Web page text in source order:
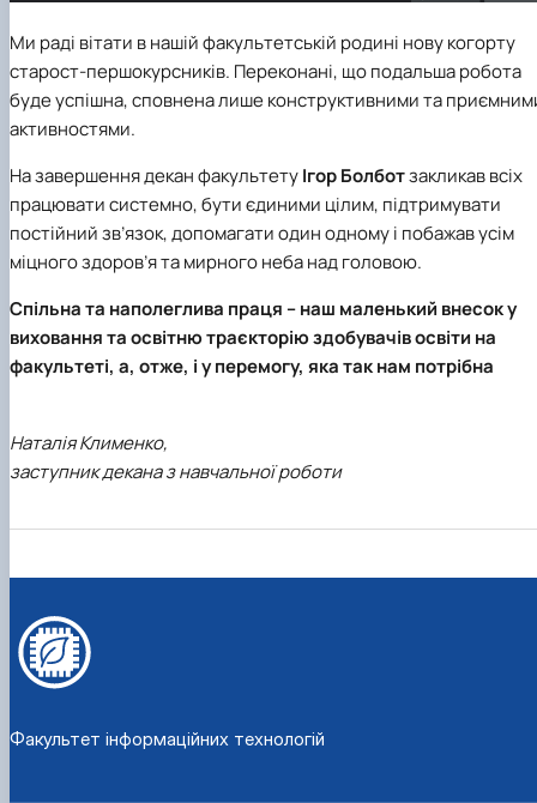
Ми раді вітати в нашій факультетській родині нову когорту
старост-першокурсників. Переконані, що подальша робота
буде успішна, сповнена лише конструктивними та
активностями.
На завершення декан факультетуІгор Болботзакликав всіх
працювати системно, бути єдиними цілим, підтримувати
постійний зв’язок, допомагати один одному і побажав усім
міцного здоров’я та мирного неба над головою.
Спільна та наполеглива праця – наш маленький внесок у
виховання та освітню траєкторію здобувачів освіти на
факультеті, а, отже, і у перемогу, яка так нам потрібна
Наталія Клименко,
заступник декана з навчальної роботи
Факультет інформаційних технологій